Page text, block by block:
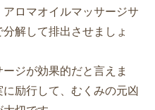
ロマオイルマッサージサ
解して排出させましょ
ジが効果的だと言えま
励行して、むくみの元凶